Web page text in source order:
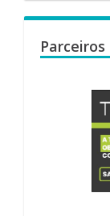
Parceiros